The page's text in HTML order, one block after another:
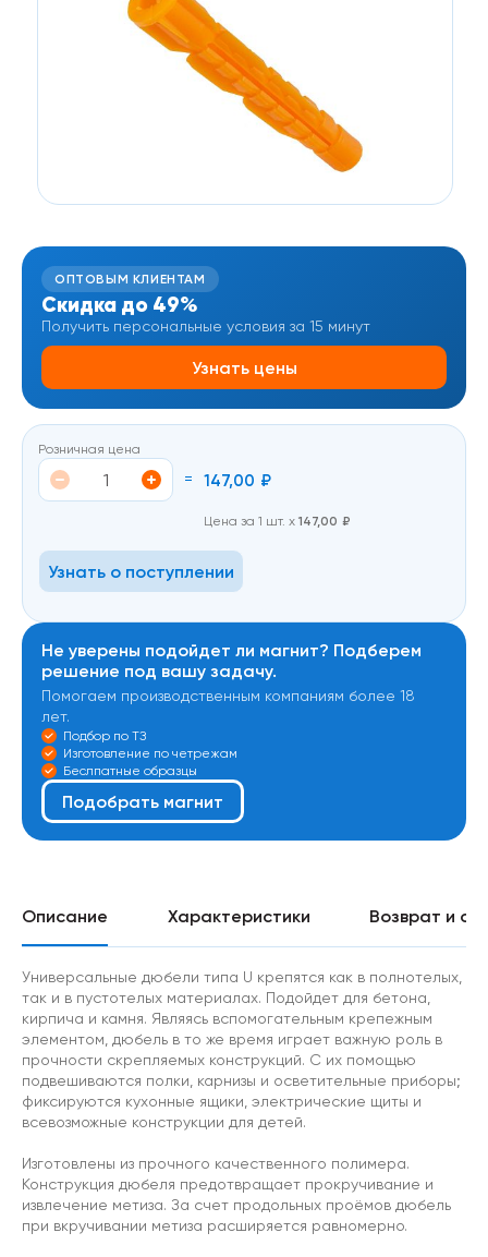
ОПТОВЫМ КЛИЕНТАМ
Скидка до 49%
Получить персональные условия за 15 минут
Узнать цены
Розничная цена
= 147,00 ₽
Цена за 1 шт. х 147,00 ₽
Узнать о поступлении
Не уверены подойдет ли магнит? Подберем
решение под вашу задачу.
Помогаем производственным компаниям более 18
лет.
Подбор по ТЗ
Изготовление по четрежам
Беслпатные образцы
Подобрать магнит
Описание Характеристики Возврат и
Универсальные дюбели типа U крепятся как в полнотелых,
так и в пустотелых материалах. Подойдет для бетона,
кирпича и камня. Являясь вспомогательным крепежным
элементом, дюбель в то же время играет важную роль в
прочности скрепляемых конструкций. С их помощью
подвешиваются полки, карнизы и осветительные приборы;
фиксируются кухонные ящики, электрические щиты и
всевозможные конструкции для детей.
Изготовлены из прочного качественного полимера.
Конструкция дюбеля предотвращает прокручивание и
извлечение метиза. За счет продольных проёмов дюбель
при вкручивании метиза расширяется равномерно.